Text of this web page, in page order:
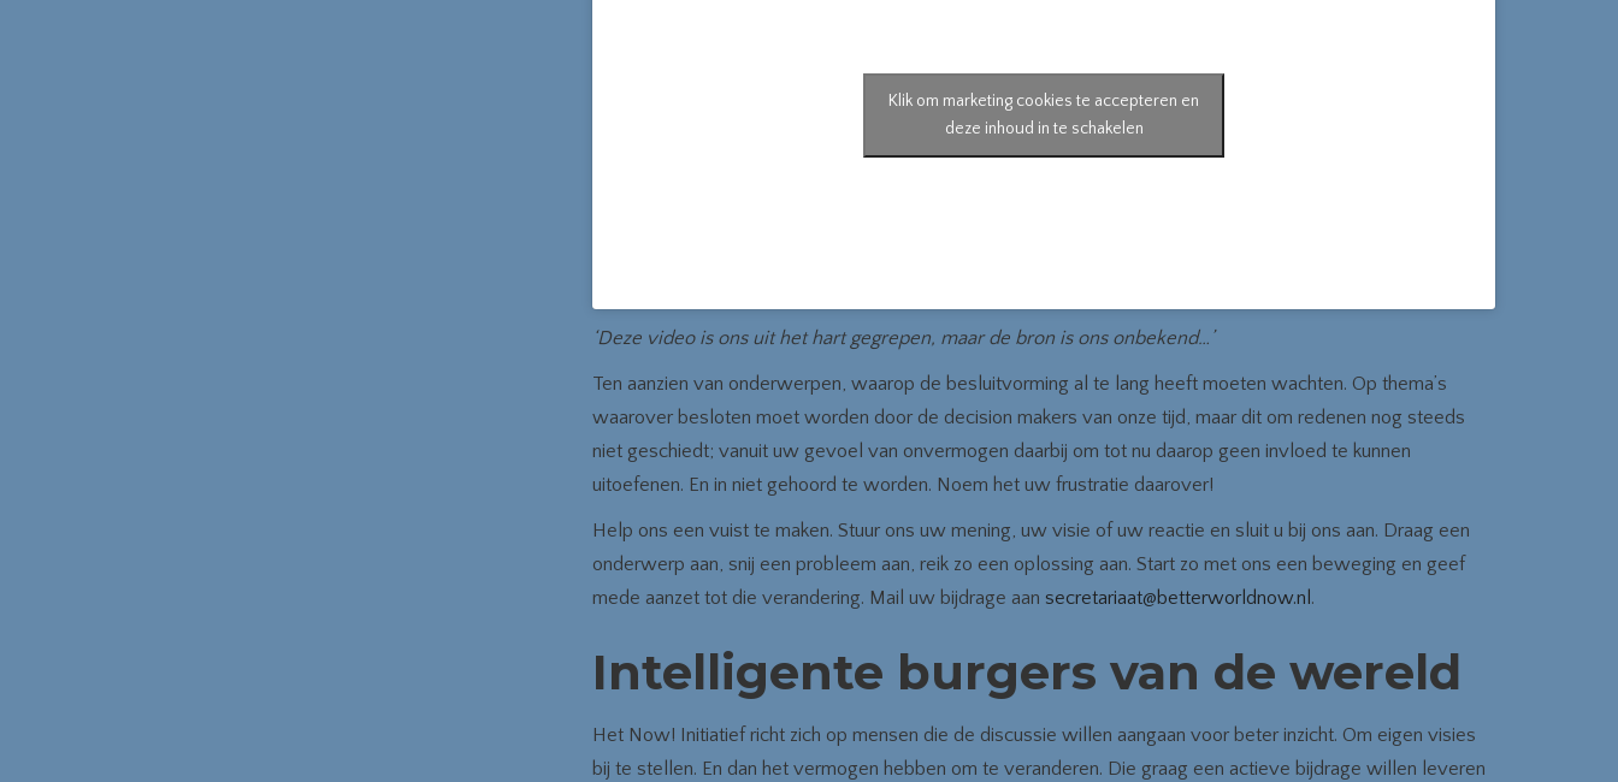
Klik om marketing cookies te accepteren en
deze inhoud in te schakelen
‘Deze video is ons uit het hart gegrepen, maar de bron is ons onbekend…’
Ten aanzien van onderwerpen, waarop de besluitvorming al te lang heeft moeten wachten. Op thema’s
waarover besloten moet worden door de decision makers van onze tijd, maar dit om redenen nog steeds
niet geschiedt; vanuit uw gevoel van onvermogen daarbij om tot nu daarop geen invloed te kunnen
uitoefenen. En in niet gehoord te worden. Noem het uw frustratie daarover!
Help ons een vuist te maken. Stuur ons uw mening, uw visie of uw reactie en sluit u bij ons aan. Draag een
onderwerp aan, snij een probleem aan, reik zo een oplossing aan. Start zo met ons een beweging en geef
mede aanzet tot die verandering. Mail uw bijdrage aan secretariaat@betterworldnow.nl .
Intelligente burgers van de wereld
Het Now! Initiatief richt zich op mensen die de discussie willen aangaan voor beter inzicht. Om eigen visies
bij te stellen. En dan het vermogen hebben om te veranderen. Die graag een actieve bijdrage willen leveren